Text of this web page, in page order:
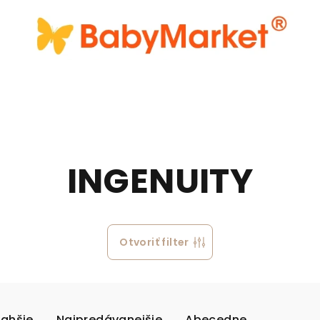
INGENUITY
Otvoriť filter